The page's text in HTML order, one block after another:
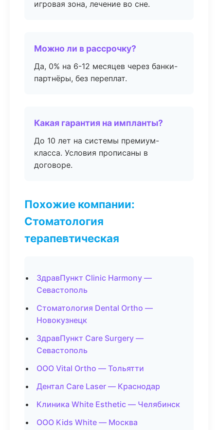
игровая зона, лечение во сне.
Можно ли в рассрочку?
Да, 0% на 6-12 месяцев через банки-
партнёры, без переплат.
Какая гарантия на импланты?
До 10 лет на системы премиум-
класса. Условия прописаны в
договоре.
Похожие компании:
Стоматология
терапевтическая
ЗдравПункт Clinic Harmony —
Севастополь
Стоматология Dental Ortho —
Новокузнецк
ЗдравПункт Care Surgery —
Севастополь
ООО Vital Ortho — Тольятти
Дентал Care Laser — Краснодар
Клиника White Esthetic — Челябинск
ООО Kids White — Москва